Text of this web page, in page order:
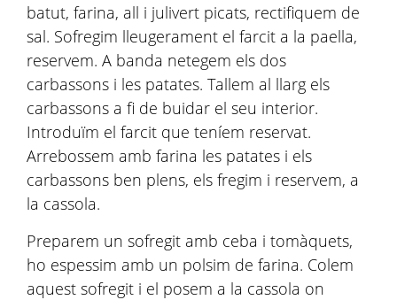
batut, farina, all i julivert picats, rectifiquem de
sal. Sofregim lleugerament el farcit a la paella,
reservem. A banda netegem els dos
carbassons i les patates. Tallem al llarg els
carbassons a fi de buidar el seu interior.
Introduïm el farcit que teníem reservat.
Arrebossem amb farina les patates i els
carbassons ben plens, els fregim i reservem, a
la cassola.
Preparem un sofregit amb ceba i tomàquets,
ho espessim amb un polsim de farina. Colem
aquest sofregit i el posem a la cassola on